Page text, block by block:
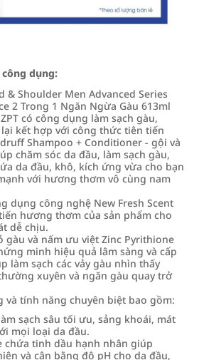
dụng:
& Shoulder Men Advanced Series
2 Trong 1 Ngăn Ngừa Gàu 613ml
có công dụng làm sạch gàu,
kết hợp với công thức tiên tiến
Shampoo + Conditioner - gội và
chăm sóc da đầu, làm sạch gàu,
da đầu, khô, kích ứng vừa cho bạn
với hương thơm vô cùng nam
dụng công nghệ New Fresh Scent
hương thơm của sản phẩm cho
dễ chịu.
gàu và nấm ưu việt Zinc Pyrithione
minh hiệu quả lâm sàng và cấp
làm sạch các vảy gàu nhìn thấy
xuyên và ngăn gàu quay trở
và tính năng chuyên biệt bao gồm:
sạch sâu tối ưu, sảng khoái, mát
mọi loại da đầu.
chứa tinh dầu hạnh nhân giúp
và cân bằng độ pH cho da đầu,